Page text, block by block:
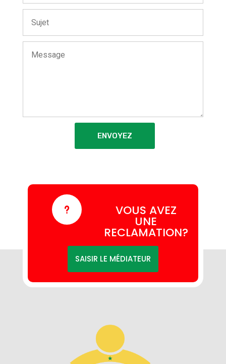
ENVOYEZ
u VOUS AVEZ
UNE
RECLAMATION?
SAISIR LE MÉDIATEUR